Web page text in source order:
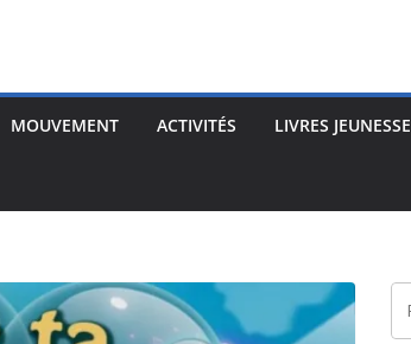
MOUVEMENT ACTIVITÉS LIVRES JEUNESSE